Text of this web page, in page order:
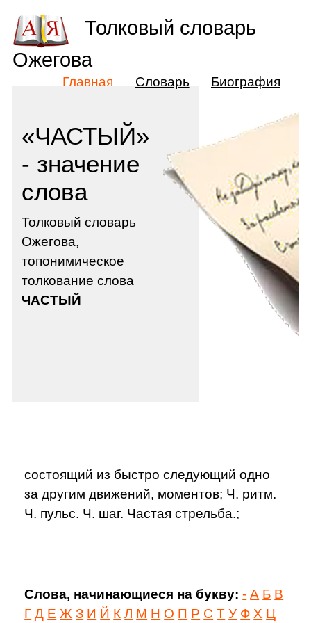
«ЧАСТЫЙ»
- значение
слова
Толковый словарь
Ожегова,
топонимическое
толкование слова
ЧАСТЫЙ
состоящий из быстро следующий одно
за другим движений, моментов; Ч. ритм.
Ч. пульс. Ч. шаг. Частая стрельба.;
Слова, начинающиеся на букву: - А Б В
Г Д Е Ж З И Й К Л М Н О П Р С Т У Ф Х Ц
Толковый словарь
Ожегова
Главная Словарь Биография